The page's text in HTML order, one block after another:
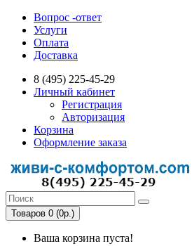
Вопрос -ответ
Услуги
Оплата
Доставка
8 (495) 225-45-29
Личный кабинет
Регистрация
Авторизация
Корзина
Оформление заказа
Товаров 0 (0р.)
Ваша корзина пуста!